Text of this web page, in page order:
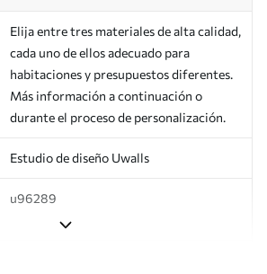
Elija entre tres materiales de alta calidad,
cada uno de ellos adecuado para
habitaciones y presupuestos diferentes.
Más información a continuación o
durante el proceso de personalización.
Estudio de diseño Uwalls
u96289